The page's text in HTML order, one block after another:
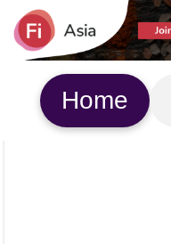
Home